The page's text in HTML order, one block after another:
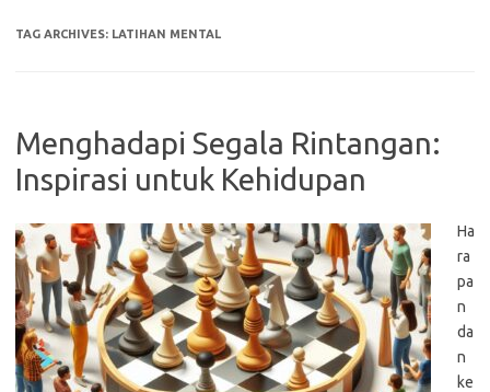
TAG ARCHIVES: LATIHAN MENTAL
Menghadapi Segala Rintangan:
Inspirasi untuk Kehidupan
Ha
ra
pa
n
da
n
ke